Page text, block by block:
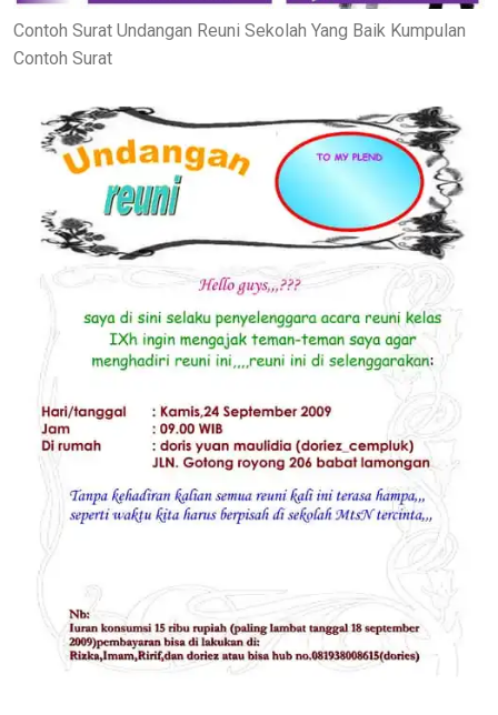
Contoh Surat Undangan Reuni Sekolah Yang Baik Kumpulan
Contoh Surat